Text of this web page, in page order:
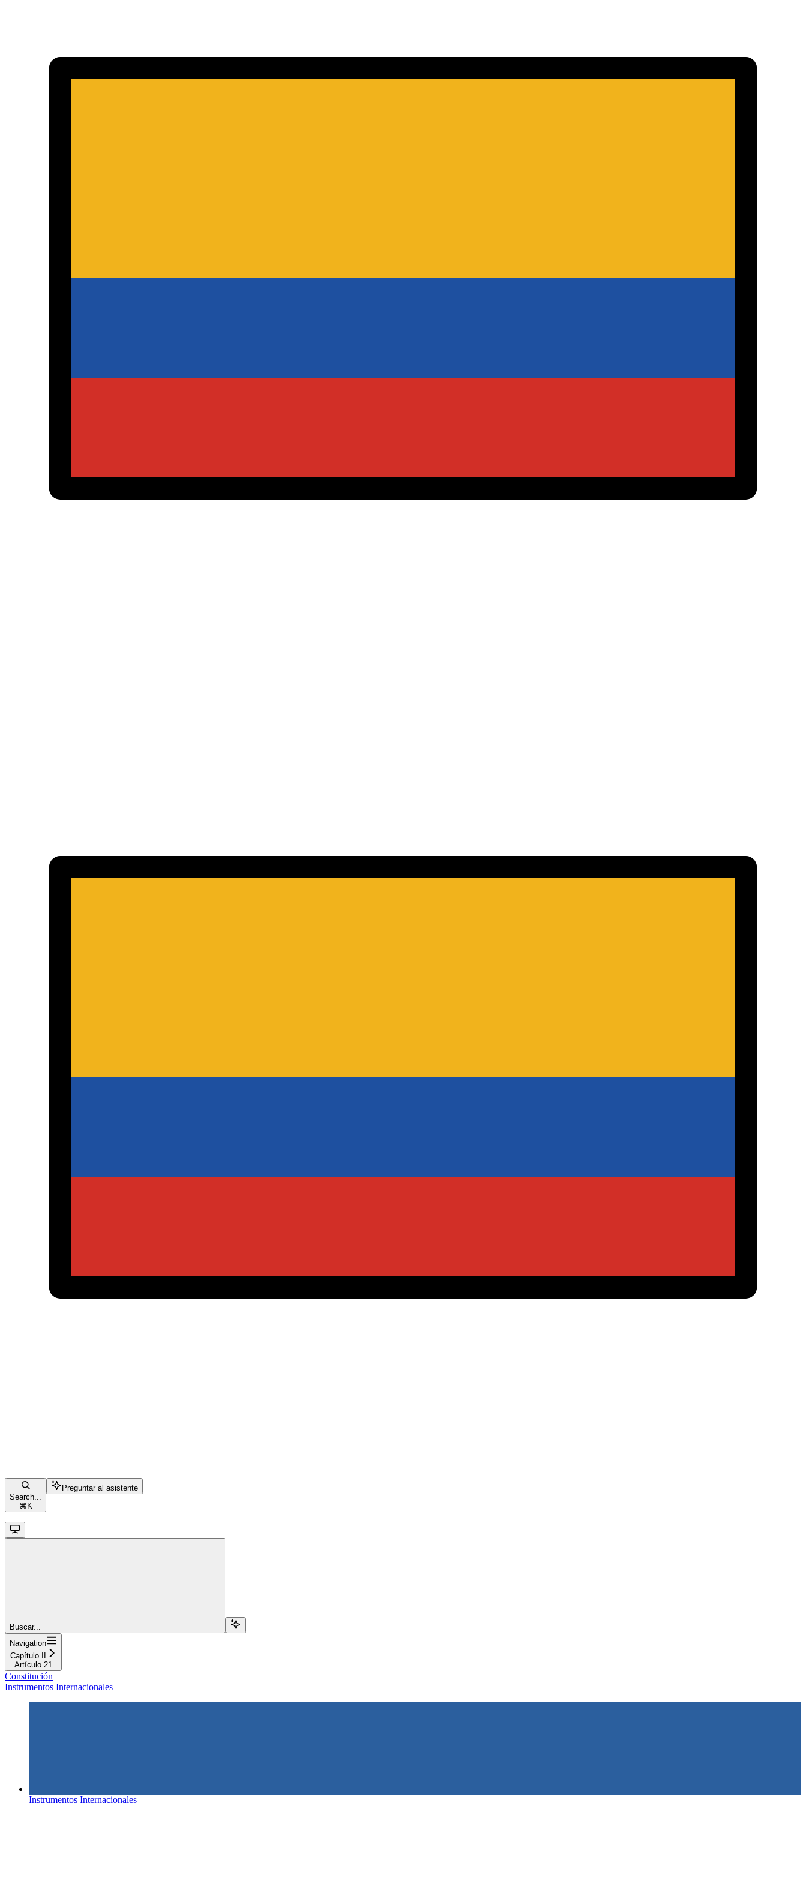
Search...
⌘ K
Preguntar al asistente
Buscar...
Navigation
Capítulo II
Artículo 21
Constitución
Instrumentos Internacionales
Instrumentos Internacionales